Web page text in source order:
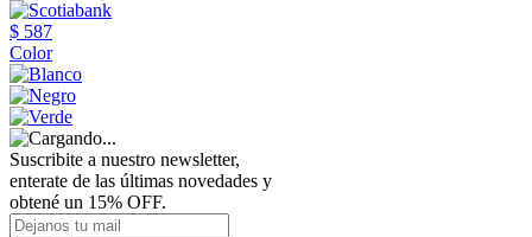
$ 587
Color
Suscribite a nuestro newsletter,
enterate de las últimas novedades y
obtené un 15% OFF.